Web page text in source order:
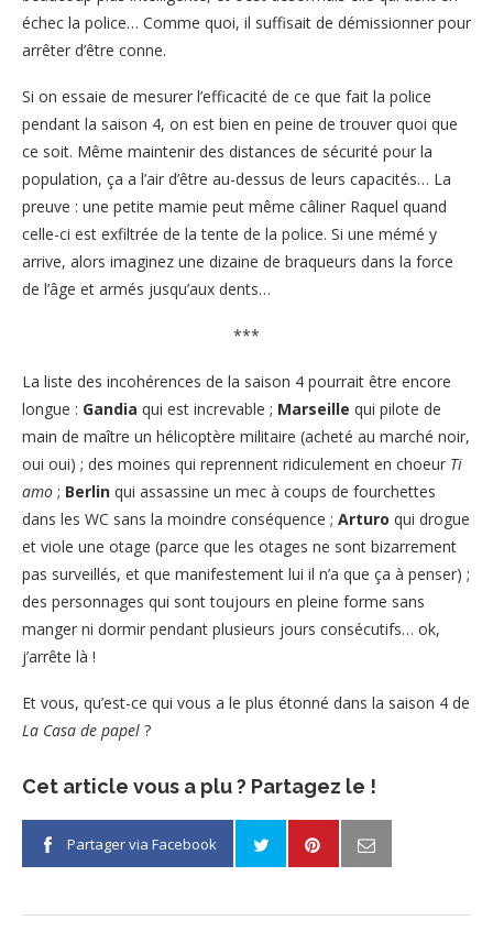
échec la police… Comme quoi, il suffisait de démissionner pour
arrêter d’être conne.
Si on essaie de mesurer l’efficacité de ce que fait la police
pendant la saison 4, on est bien en peine de trouver quoi que
ce soit. Même maintenir des distances de sécurité pour la
population, ça a l’air d’être au-dessus de leurs capacités… La
preuve : une petite mamie peut même câliner Raquel quand
celle-ci est exfiltrée de la tente de la police. Si une mémé y
arrive, alors imaginez une dizaine de braqueurs dans la force
de l’âge et armés jusqu’aux dents…
***
La liste des incohérences de la saison 4 pourrait être encore
longue : Gandia qui est increvable ; Marseille qui pilote de
main de maître un hélicoptère militaire (acheté au marché noir,
oui oui) ; des moines qui reprennent ridiculement en choeur Ti
amo ; Berlin qui assassine un mec à coups de fourchettes
dans les WC sans la moindre conséquence ; Arturo qui drogue
et viole une otage (parce que les otages ne sont bizarrement
pas surveillés, et que manifestement lui il n’a que ça à penser) ;
des personnages qui sont toujours en pleine forme sans
manger ni dormir pendant plusieurs jours consécutifs… ok,
j’arrête là !
Et vous, qu’est-ce qui vous a le plus étonné dans la saison 4 de
La Casa de papel ?
Cet article vous a plu ? Partagez le !
Partager via Facebook